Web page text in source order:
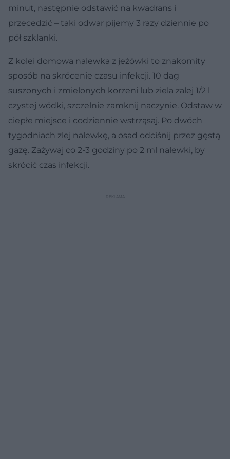
minut, następnie odstawić na kwadrans i
przecedzić – taki odwar pijemy 3 razy dziennie po
pół szklanki.
Z kolei domowa nalewka z jeżówki to znakomity
sposób na skrócenie czasu infekcji. 10 dag
suszonych i zmielonych korzeni lub ziela zalej 1/2 l
czystej wódki, szczelnie zamknij naczynie. Odstaw w
ciepłe miejsce i codziennie wstrząsaj. Po dwóch
tygodniach zlej nalewkę, a osad odciśnij przez gęstą
gazę. Zażywaj co 2-3 godziny po 2 ml nalewki, by
skrócić czas infekcji.